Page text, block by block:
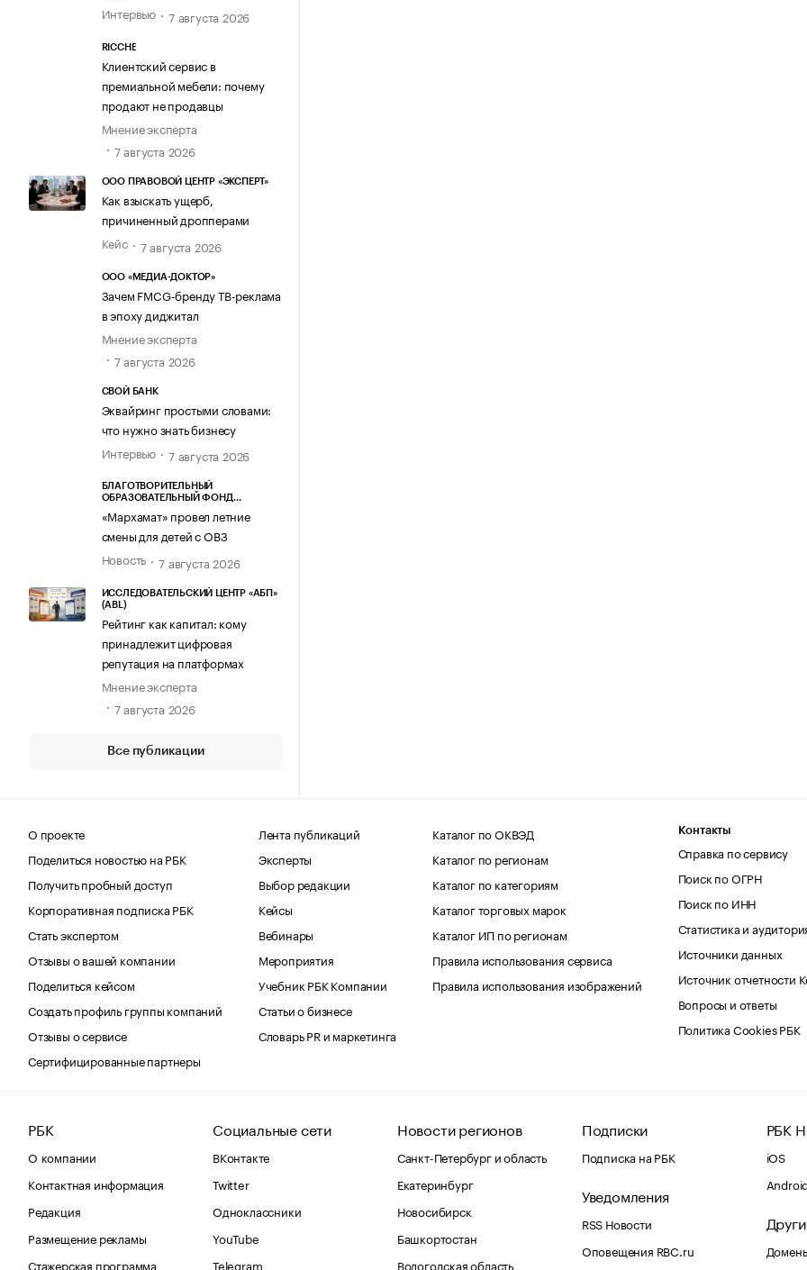
Интервью
7 августа 2026
RICCHE
Клиентский сервис в
премиальной мебели: почему
продают не продавцы
Мнение эксперта
7 августа 2026
ООО ПРАВОВОЙ ЦЕНТР «ЭКСПЕРТ»
Как взыскать ущерб,
причиненный дропперами
Кейс
7 августа 2026
ООО «МЕДИА-ДОКТОР»
Зачем FMCG-бренду ТВ-реклама
в эпоху диджитал
Мнение эксперта
7 августа 2026
СВОЙ БАНК
Эквайринг простыми словами:
что нужно знать бизнесу
Интервью
7 августа 2026
БЛАГОТВОРИТЕЛЬНЫЙ
ОБРАЗОВАТЕЛЬНЫЙ ФОНД
«Мархамат» провел летние
смены для детей с ОВЗ
Новость
7 августа 2026
ИССЛЕДОВАТЕЛЬСКИЙ ЦЕНТР «АБП»
(ABL)
Рейтинг как капитал: кому
принадлежит цифровая
репутация на платформах
Мнение эксперта
7 августа 2026
Все публикации
О проекте
Поделиться новостью на РБК
Получить пробный доступ
Корпоративная подписка РБК
Стать экспертом
Отзывы о вашей компании
Поделиться кейсом
Создать профиль группы компаний
Отзывы о сервисе
Сертифицированные партнеры
Лента публикаций
Эксперты
Выбор редакции
Кейсы
Вебинары
Мероприятия
Учебник РБК Компании
Статьи о бизнесе
Словарь PR и маркетинга
Каталог по ОКВЭД
Каталог по регионам
Каталог по категориям
Каталог торговых марок
Каталог ИП по регионам
Правила использования сервиса
Правила использования изображений
Контакты
Справка по сервису
Поиск по ОГРН
Поиск по ИНН
Статистика и
Источники данных
Источник отчетности
Вопросы и ответы
Политика Cookies РБК
РБК
О компании
Контактная информация
Редакция
Размещение рекламы
Стажерская программа
Социальные сети
ВКонтакте
Twitter
Одноклассники
YouTube
Telegram
Новости регионов
Санкт-Петербург и область
Екатеринбург
Новосибирск
Башкортостан
Вологодская область
Подписки
Подписка на РБК
Уведомления
RSS Новости
Оповещения RBC.ru
РБК
iOS